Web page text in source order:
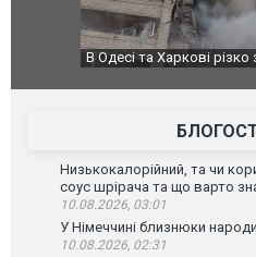
У парламенті Косово
Низькокалорійний, та чи
соус шрірача та що варто
10.08.2026, 03:01
У Німеччині близнюки
10.08.2026, 02:31